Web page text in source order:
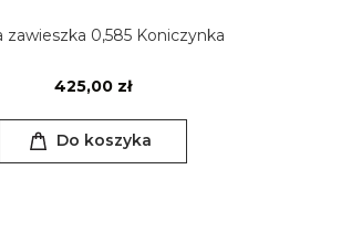
zawieszka 0,585 Koniczynka
425,00 zł
Do koszyka